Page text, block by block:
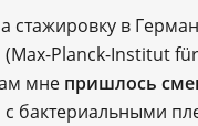
стажировку в
Planck-Institut
мне пришлось
с бактериальными